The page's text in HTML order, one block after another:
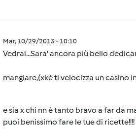
Mar, 10/29/2013 - 10:10
Vedrai...Sara' ancora più bello
mangiare,(xkè ti velocizza un casino
e sia x chi nn è tanto bravo a far da
puoi benissimo fare le tue di